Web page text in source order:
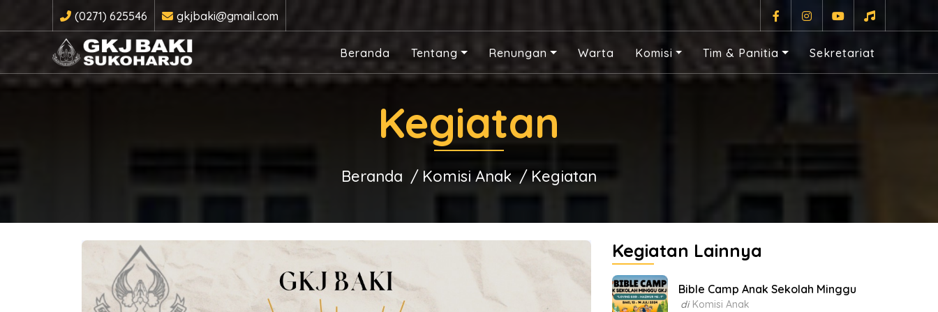
(0271) 625546 gkjbaki@gmail.com
Beranda Tentang Renungan Warta Komisi Tim & Panitia Sekretariat
Kegiatan
Beranda Komisi Anak Kegiatan
Kegiatan Lainnya
Bible Camp Anak Sekolah Minggu
di Komisi Anak